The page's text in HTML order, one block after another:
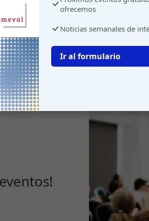
ofrecemos
Noticias semanales de
Ir al formulario